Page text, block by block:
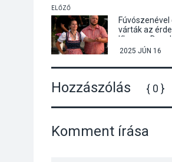
ELŐZŐ
várták az
Klangon
2025 JÚN 16
Hozzászólás { 0 }
Komment írása